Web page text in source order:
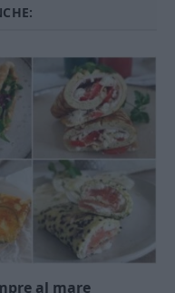
al mare